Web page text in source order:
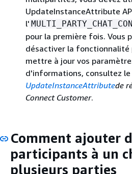
UpdateInstanceAttribute
l'
pour la première fois. Vous
désactiver la fonctionnalité
mettre à jour vos
d'informations, consultez le
UpdateInstanceAttributede
Connect Customer.
Comment ajouter
participants à un
plusieurs parties